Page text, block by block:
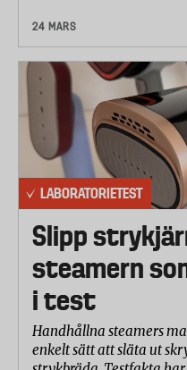
24 MARS
LABORATORIETEST
Slipp
steamern
i test
Handhållna steamers
enkelt sätt att släta ut